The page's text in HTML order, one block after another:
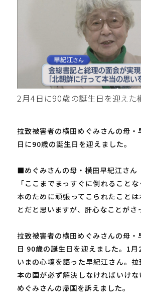
2月4日に90歳の誕生日を迎えた
拉致被害者の横田めぐみさんの母
日に90歳の誕生日を迎えました。
■めぐみさんの母・横田早紀江さん
「ここまでまっすぐに倒れること
本のために頑張ってこられたこと
とだと思いますが、肝心なことがさ
拉致被害者の横田めぐみさんの母
日 90歳の誕生日を迎えました。1月
いまの心境を語った早紀江さん。
本の国が必ず解決しなければいけな
めぐみさんの帰国を訴えました。